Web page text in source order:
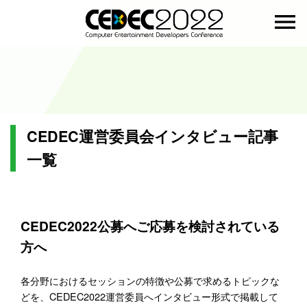
menu
CEDEC運営委員会インタビュー記事
一覧
CEDEC2022公募へご応募を検討されている
方へ
各分野におけるセッションの特徴や公募で求めるトピックな
どを、CEDEC2022運営委員へインタビュー形式で掲載して